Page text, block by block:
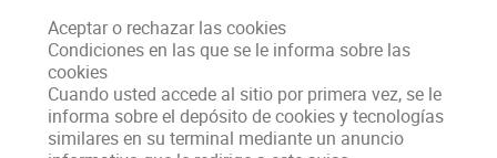
Aceptar o rechazar las cookies
Condiciones en las que se le informa sobre las
cookies
Cuando usted accede al sitio por primera vez, se le
informa sobre el depósito de cookies y tecnologías
similares en su terminal mediante un anuncio